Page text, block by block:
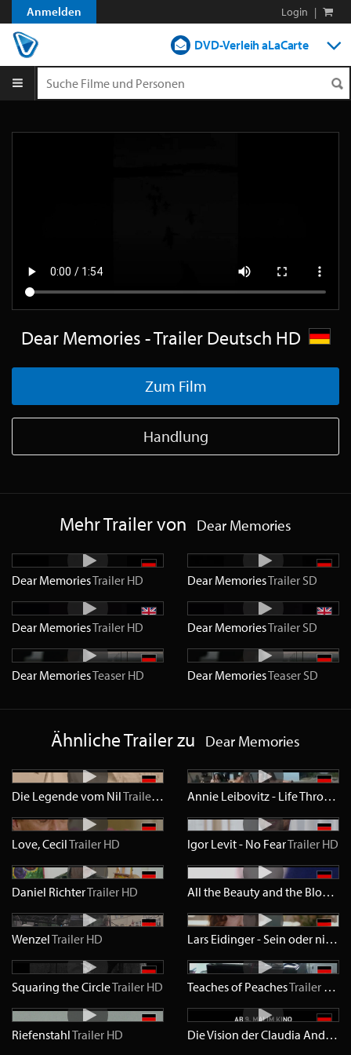
Anmelden Login |
DVD-Verleih aLaCarte
Dear Memories - Trailer Deutsch HD
Zum Film
Handlung
Mehr Trailer von Dear Memories
Dear MemoriesTrailer HD Dear MemoriesTrailer SD
Dear MemoriesTrailer HD Dear MemoriesTrailer SD
Dear MemoriesTeaser HD Dear MemoriesTeaser SD
Ähnliche Trailer zu Dear Memories
Die Legende vom NilTrailer SD Annie Leibovitz - Life Through a Lense
Love, CecilTrailer HD Igor Levit - No FearTrailer HD
Daniel RichterTrailer HD All the Beauty and the Bloodshed
WenzelTrailer HD Lars Eidinger - Sein oder nicht Sein
Squaring the CircleTrailer HD Teaches of PeachesTrailer HD
RiefenstahlTrailer HD Die Vision der Claudia Andujar